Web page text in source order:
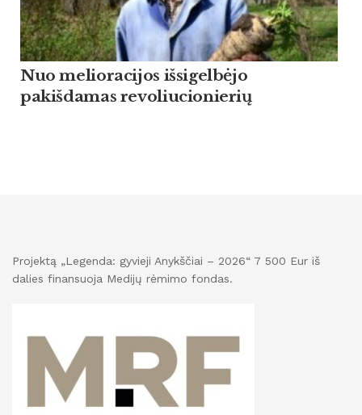
Nuo melioracijos išsigelbėjo
pakišdamas revoliucionierių
Projektą „Legenda: gyvieji Anykščiai – 2026“ 7 500 Eur iš
dalies finansuoja Medijų rėmimo fondas.